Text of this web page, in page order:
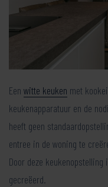
Een witte keuken met
keukenapparatuur en de
heeft geen
entree in de woning te
Door deze
gecreëerd.